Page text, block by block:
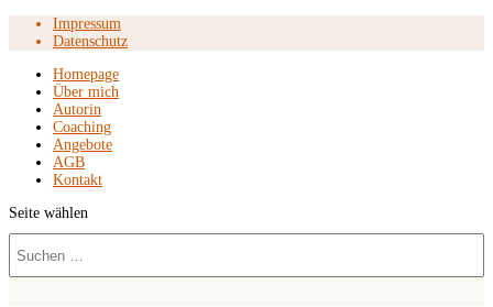
Impressum
Datenschutz
Homepage
Über mich
Autorin
Coaching
Angebote
AGB
Kontakt
Seite wählen